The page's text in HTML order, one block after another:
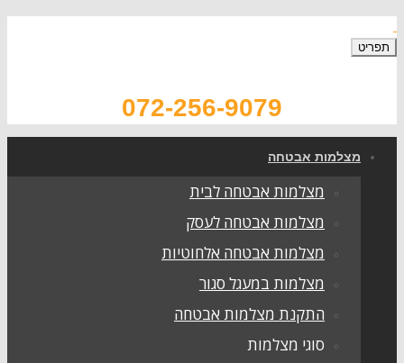
תפריט
072-256-9079
מצלמות אבטחה
מצלמות אבטחה לבית
מצלמות אבטחה לעסק
מצלמות אבטחה אלחוטיות
מצלמות במעגל סגור
התקנת מצלמות אבטחה
סוגי מצלמות